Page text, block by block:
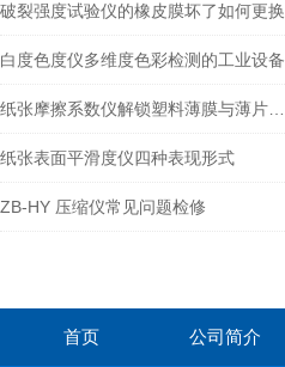
破裂强度试验仪的橡皮膜坏了如何更换
白度色度仪多维度色彩检测的工业设备
纸张表面平滑度仪四种表现形式
ZB-HY 压缩仪常见问题检修
首页 公司简介